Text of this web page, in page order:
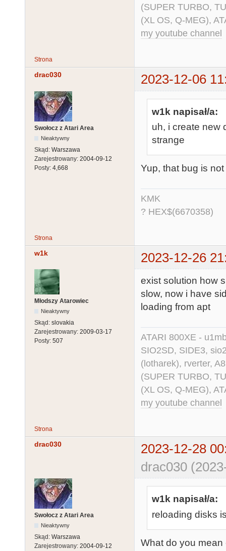
(SUPER TURBO,
(XL OS, Q-MEG),
my youtube channel
Strona
drac030 2023-12-06
Swołocz z Atari Area
Nieaktywny
Skąd: Warszawa
Zarejestrowany: 2004-09-12
Posty: 4,668
w1k napisał/a:
uh, i create new
strange
Yup, that bug is
KMK
? HEX$(6670358)
Strona
w1k 2023-12-26
Młodszy Atarowiec
Nieaktywny
Skąd: slovakia
Zarejestrowany: 2009-03-17
Posty: 507
exist solution how
slow, now i have
loading from apt
ATARI 800XE -
SIO2SD, SIDE3,
(lotharek), rverter,
(SUPER TURBO,
(XL OS, Q-MEG),
my youtube channel
Strona
drac030
2023-12-28
drac030
Swołocz z Atari Area
Nieaktywny
Skąd: Warszawa
Zarejestrowany: 2004-09-12
w1k napisał/a:
reloading disks
What do you